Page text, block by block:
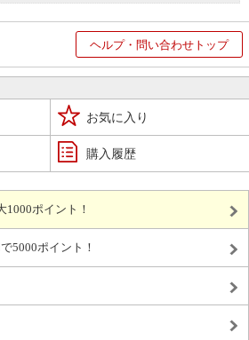
ヘルプ・問い合わせトップ
お気に入り
購入履歴
1000ポイント！
5000ポイント！